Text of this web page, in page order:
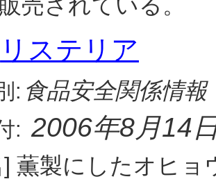
売されている。
リステリア
: 食品安全関係情報
: 2006年8月14
] 薫製にしたオヒ